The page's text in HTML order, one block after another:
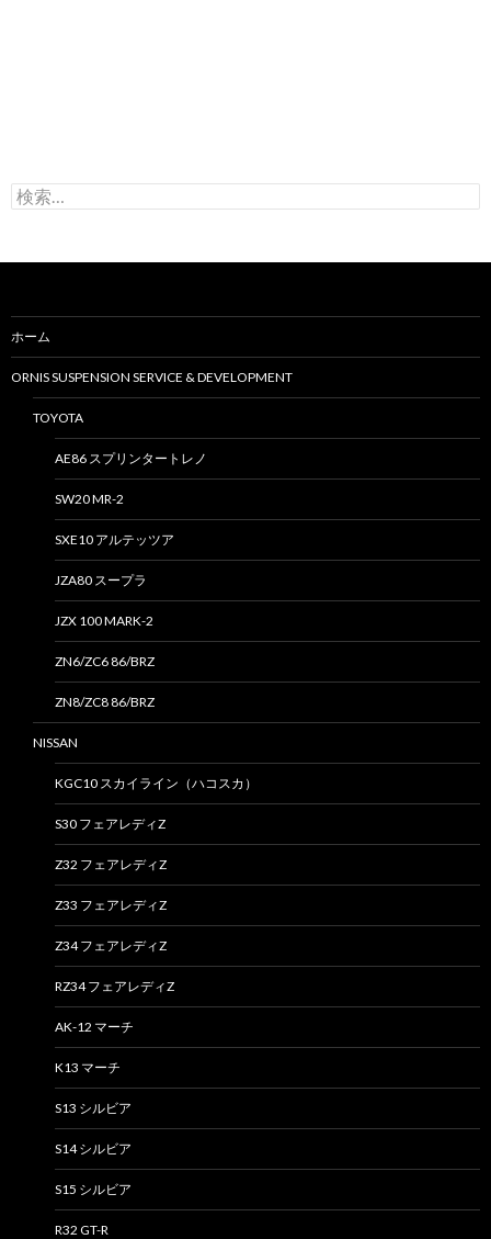
検
索
ホーム
ORNIS SUSPENSION SERVICE & DEVELOPMENT
TOYOTA
AE86 スプリンタートレノ
SW20 MR-2
SXE10 アルテッツア
JZA80 スープラ
JZX 100 MARK-2
ZN6/ZC6 86/BRZ
ZN8/ZC8 86/BRZ
NISSAN
KGC10 スカイライン（ハコスカ）
S30 フェアレディZ
Z32 フェアレディZ
Z33 フェアレディZ
Z34 フェアレディZ
RZ34 フェアレディZ
AK-12 マーチ
K13 マーチ
S13 シルビア
S14 シルビア
S15 シルビア
R32 GT-R